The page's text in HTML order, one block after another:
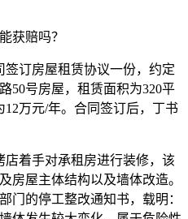
获赔吗？
签订房屋租赁协议一份，约定
50号房屋，租赁面积为320平
万元/年。合同签订后，丁书
店着手对承租房进行装修，该
房屋主体结构以及墙体改造。
门的停工整改通知书，载明：